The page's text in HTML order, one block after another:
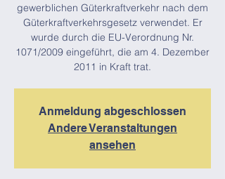
gewerblichen Güterkraftverkehr nach dem
Güterkraftverkehrsgesetz verwendet. Er
wurde durch die EU-Verordnung Nr.
1071/2009 eingeführt, die am 4. Dezember
2011 in Kraft trat.
Anmeldung abgeschlossen
Andere Veranstaltungen
ansehen